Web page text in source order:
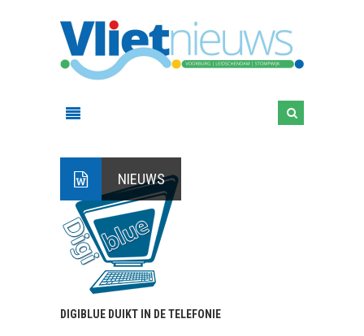
NIEUWS
DIGIBLUE DUIKT IN DE TELEFONIE